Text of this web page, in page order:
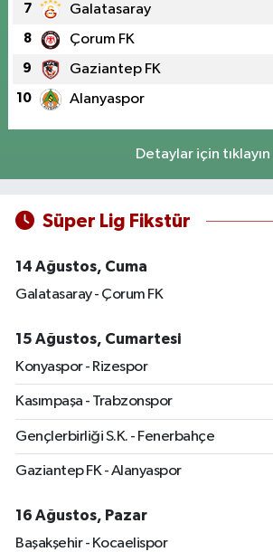
7 Galatasaray
8 Çorum FK
9 Gaziantep FK
10 Alanyaspor
Detaylar için tıklayın
Süper Lig Fikstür
14 Ağustos, Cuma
Galatasaray - Çorum FK
15 Ağustos, Cumartesi
Konyaspor - Rizespor
Kasımpaşa - Trabzonspor
Gençlerbirliği S.K. - Fenerbahçe
Gaziantep FK - Alanyaspor
16 Ağustos, Pazar
Başakşehir - Kocaelispor